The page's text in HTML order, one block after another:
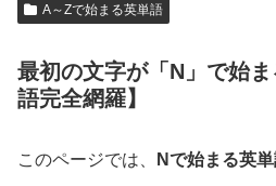
A～Zで始まる英単語
最初の文字が「N」で始
語完全網羅】
このページでは、 Nで始まる英